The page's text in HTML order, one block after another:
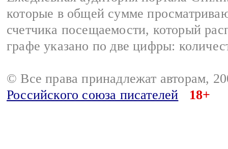
которые в общей сумме
счетчика посещаемости, который
графе указано по две цифры:
© Все права принадлежат авторам,
Российского союза писателей
18+